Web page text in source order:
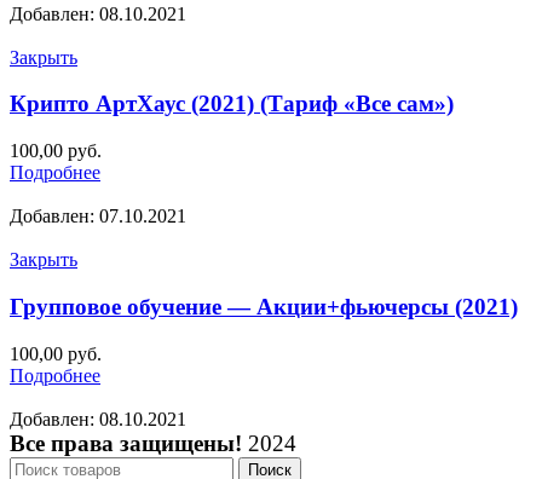
Добавлен: 08.10.2021
Закрыть
Крипто АртХаус (2021) (Тариф «Все сам»)
100,00 руб.
Подробнее
Добавлен: 07.10.2021
Закрыть
Групповое обучение — Акции+фьючерсы (2021)
100,00 руб.
Подробнее
Добавлен: 08.10.2021
Все права защищены! 2024
Поиск